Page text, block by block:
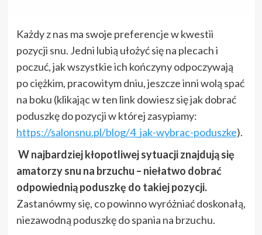
Każdy z nas ma swoje preferencje w kwestii
pozycji snu. Jedni lubią ułożyć się na plecach i
poczuć, jak wszystkie ich kończyny odpoczywają
po ciężkim, pracowitym dniu, jeszcze inni wolą spać
na boku (klikając w ten link dowiesz się jak dobrać
poduszkę do pozycji w której zasypiamy:
https://salonsnu.pl/blog/4_jak-wybrac-poduszke).
W najbardziej kłopotliwej sytuacji znajdują się
amatorzy snu na brzuchu – niełatwo dobrać
odpowiednią poduszkę do takiej pozycji.
Zastanówmy się, co powinno wyróżniać doskonałą,
niezawodną poduszkę do spania na brzuchu.